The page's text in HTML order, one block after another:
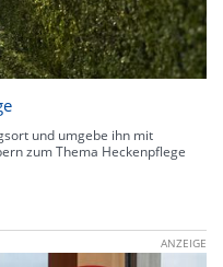
und umgebe ihn mit
zum Thema Heckenpflege
ANZEIGE